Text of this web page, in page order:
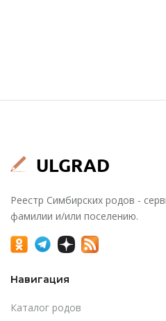
Реестр Симбирских родов -
фамилии и/или поселению.
Навигация
Каталог родов